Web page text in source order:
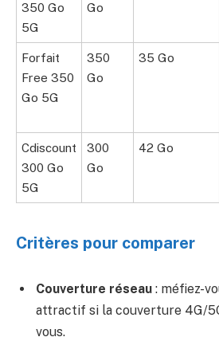
350 Go
5G
Go
Forfait
Free 350
Go 5G
350
Go
35 Go
Cdiscount
300 Go
5G
300
Go
42 Go
Critères pour comparer
Couverture réseau : méfiez-
attractif si la couverture 4G/
vous.